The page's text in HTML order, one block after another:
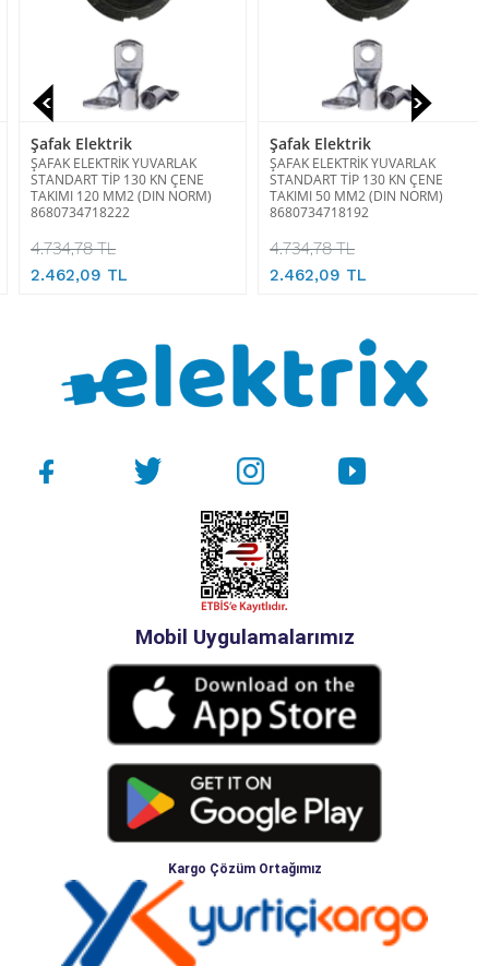
Şafak Elektrik
ŞAFAK ELEKTRİK YUVARLAK
STANDART TİP 130 KN ÇENE
TAKIMI 120 MM2 (DIN NORM)
8680734718222
4.734,78 TL
2.462,09 TL
Şafak Elektrik
ŞAFAK ELEKTRİK YUVARLAK
STANDART TİP 130 KN ÇENE
TAKIMI 50 MM2 (DIN NORM)
8680734718192
4.734,78 TL
2.462,09 TL
Mobil Uygulamalarımız
Kargo Çözüm Ortağımız